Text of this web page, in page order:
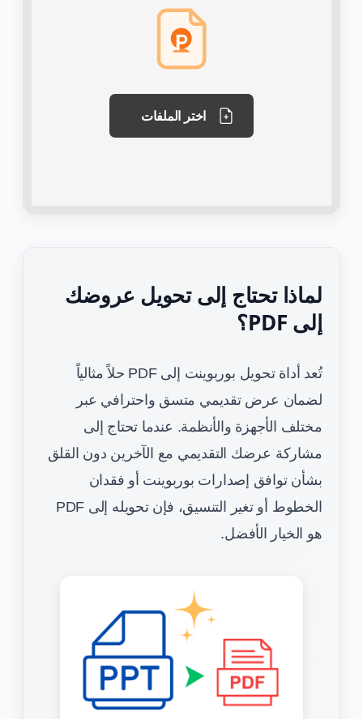
اختر الملفات
لماذا تحتاج إلى تحويل عروضك
إلى PDF؟
تُعد أداة تحويل بوربوينت إلى PDF حلاً مثالياً
لضمان عرض تقديمي متسق واحترافي عبر
مختلف الأجهزة والأنظمة. عندما تحتاج إلى
مشاركة عرضك التقديمي مع الآخرين دون القلق
بشأن توافق إصدارات بوربوينت أو فقدان
الخطوط أو تغير التنسيق، فإن تحويله إلى PDF
هو الخيار الأفضل.